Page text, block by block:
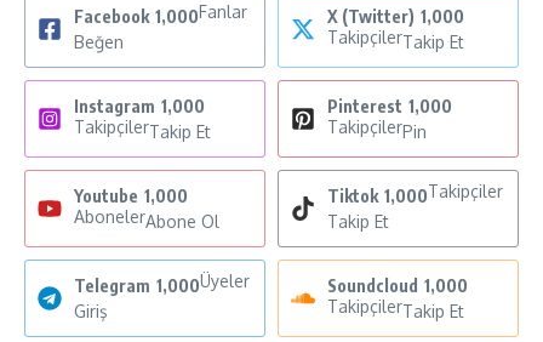
Facebook 1,000Fanlar
Beğen
X (Twitter) 1,000
TakipçilerTakip Et
Instagram 1,000
TakipçilerTakip Et
Pinterest 1,000
TakipçilerPin
Youtube 1,000
AbonelerAbone Ol
Tiktok 1,000Takipçiler
Takip Et
Telegram 1,000Üyeler
Giriş
Soundcloud 1,000
TakipçilerTakip Et